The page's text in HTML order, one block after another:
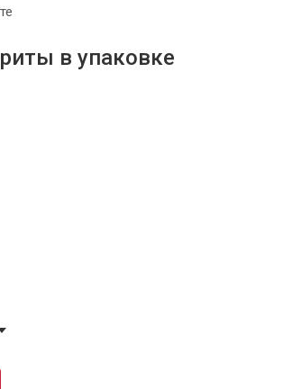
в упаковке